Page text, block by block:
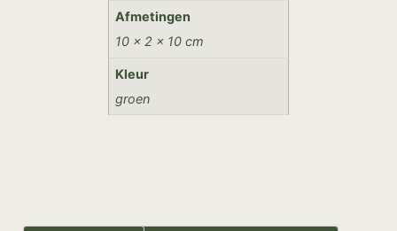
Afmetingen
10 × 2 × 10 cm
Kleur
groen